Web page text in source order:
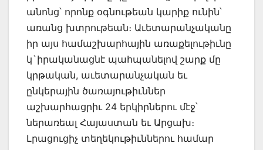
անոնց՝ որոնք օգնութեան կարիք ունին՝
առանց խտրութեան։ Աւետարանչականը
իր այս համաշխարհային առաքելութիւնը
կ`իրականացնէ պահպանելով շարք մը
կրթական, աւետարանչական եւ
ընկերային ծառայութիւններ
աշխարհացրիւ 24 երկիրներու մէջ՝
ներառեալ Հայաստան եւ Արցախ։
Լրացուցիչ տեղեկութիւններու համար